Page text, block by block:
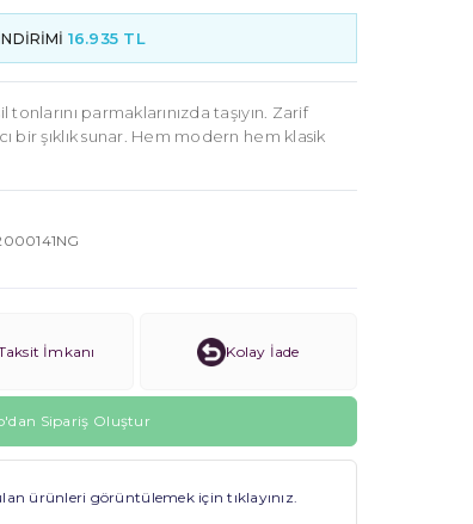
16.935 TL
parmaklarınızda taşıyın. Zarif
bir şıklık sunar. Hem modern hem klasik
İmkanı Kolay İade
Sipariş Oluştur
ürünleri görüntülemek için tıklayınız.